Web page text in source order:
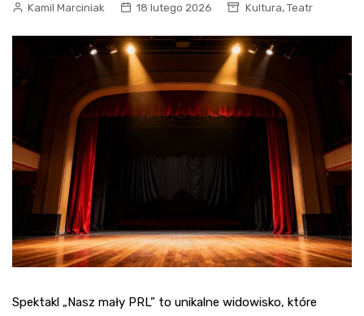
Kamil Marciniak 18 lutego 2026 Kultura, Teatr
Spektakl „Nasz mały PRL” to unikalne widowisko, które